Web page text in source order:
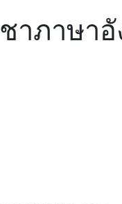
าภาษา